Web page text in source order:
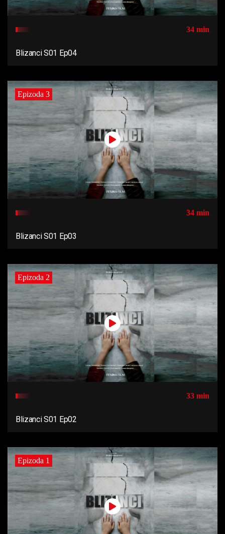
34 min
Blizanci S01 Ep04
Epizoda 3
34 min
Blizanci S01 Ep03
Epizoda 2
33 min
Blizanci S01 Ep02
Epizoda 1